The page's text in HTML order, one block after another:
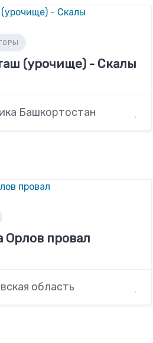
(урочище) - Скалы
Башкортостан
Орлов провал
область